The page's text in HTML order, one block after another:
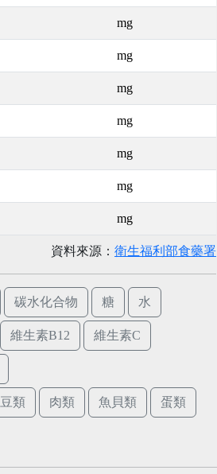
mg
mg
mg
mg
mg
mg
mg
資料來源： 衛生福利部食藥署
碳水化合物 糖 水
維生素B12 維生素C
豆類 肉類 魚貝類 蛋類